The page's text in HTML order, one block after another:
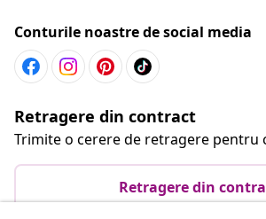
Conturile noastre de social media
Retragere din contract
Trimite o cerere de retragere pentru
Retragere din